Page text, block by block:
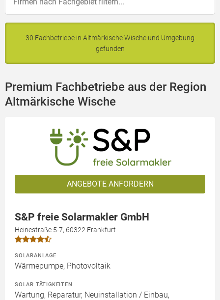
30 Fachbetriebe in Altmärkische Wische und Umgebung
gefunden
Premium Fachbetriebe aus der Region
Altmärkische Wische
ANGEBOTE ANFORDERN
S&P freie Solarmakler GmbH
Heinestraße 5-7, 60322 Frankfurt
SOLARANLAGE
Wärmepumpe, Photovoltaik
SOLAR TÄTIGKEITEN
Wartung, Reparatur, Neuinstallation / Einbau,